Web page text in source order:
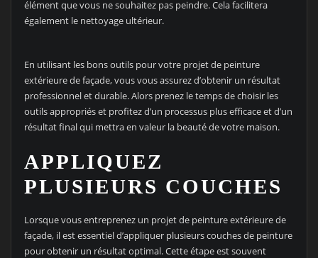
élément que vous ne souhaitez pas peindre. Cela facilitera
également le nettoyage ultérieur.
En utilisant les bons outils pour votre projet de peinture
extérieure de façade, vous vous assurez d’obtenir un résultat
professionnel et durable. Alors prenez le temps de choisir les
outils appropriés et profitez d’un processus plus efficace et d’un
résultat final qui mettra en valeur la beauté de votre maison.
APPLIQUEZ
PLUSIEURS COUCHES
Lorsque vous entreprenez un projet de peinture extérieure de
façade, il est essentiel d’appliquer plusieurs couches de peinture
pour obtenir un résultat optimal. Cette étape est souvent